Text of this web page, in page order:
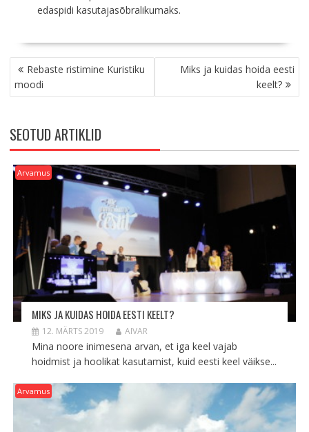
edaspidi kasutajasõbralikumaks.
NAVIGEERIMINE
Rebaste ristimine Kuristiku
moodi
Miks ja kuidas hoida eesti
keelt?
SEOTUD ARTIKLID
Arvamus
MIKS JA KUIDAS HOIDA EESTI KEELT?
12. MÄRTS 2019 AIVAR
Mina noore inimesena arvan, et iga keel vajab
hoidmist ja hoolikat kasutamist, kuid eesti keel väikse...
Arvamus